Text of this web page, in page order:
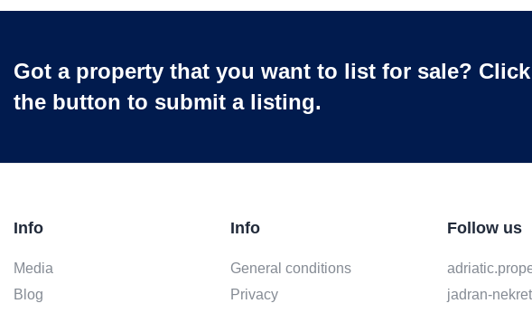
Got a property that you want to list for sale? Click
the button to submit a listing.
Info
Media
Blog
Info
General conditions
Privacy
Follow us
jadran-